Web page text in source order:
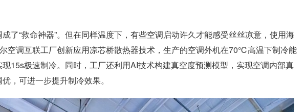
“救命神器”。但在同样温度下，有些空调启动许久才能感受丝丝凉意，使用海
空调互联工厂创新应用凉芯桥散热器技术，生产的空调外机在70℃高温下制冷能
15s极速制冷。同时，工厂还利用AI技术构建真空度预测模型，实现空调内部真
，可进一步提升制冷效果。